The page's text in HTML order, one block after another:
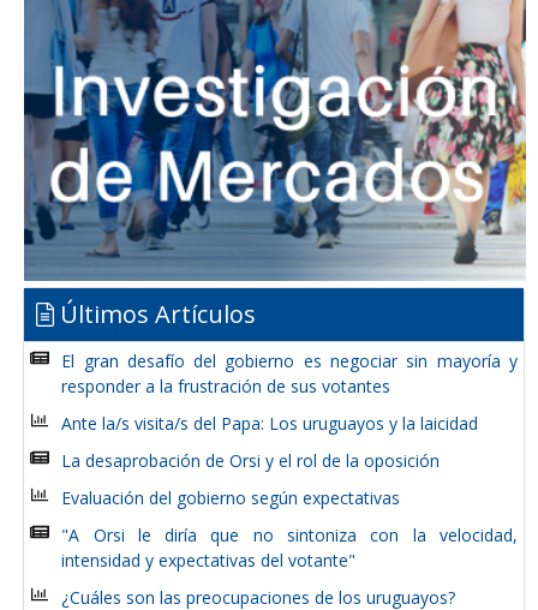
Últimos Artículos
El gran desafío del gobierno es negociar sin mayoría y
responder a la frustración de sus votantes
Ante la/s visita/s del Papa: Los uruguayos y la laicidad
La desaprobación de Orsi y el rol de la oposición
Evaluación del gobierno según expectativas
"A Orsi le diría que no sintoniza con la velocidad,
intensidad y expectativas del votante"
¿Cuáles son las preocupaciones de los uruguayos?